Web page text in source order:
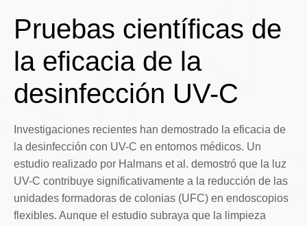
Pruebas científicas de
la eficacia de la
desinfección UV-C
Investigaciones recientes han demostrado la eficacia de
la desinfección con UV-C en entornos médicos. Un
estudio realizado por Halmans et al. demostró que la luz
UV-C contribuye significativamente a la reducción de las
unidades formadoras de colonias (UFC) en endoscopios
flexibles. Aunque el estudio subraya que la limpieza